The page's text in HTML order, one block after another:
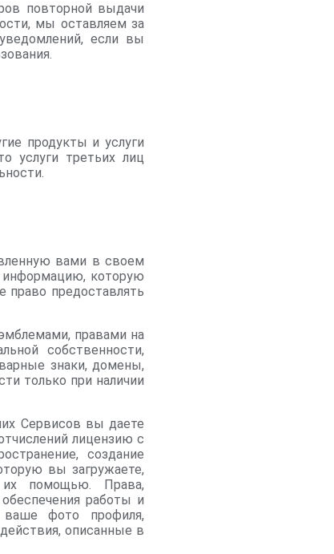
повторной выдачи
мы оставляем за
если вы
продукты и услуги
услуги третьих лиц
вами в своем
информацию, которую
предоставлять
правами на
собственности,
знаки, домены,
только при наличии
Сервисов вы даете
лицензию с
создание
вы загружаете,
их помощью. Права,
работы и
ваше фото профиля,
описанные в